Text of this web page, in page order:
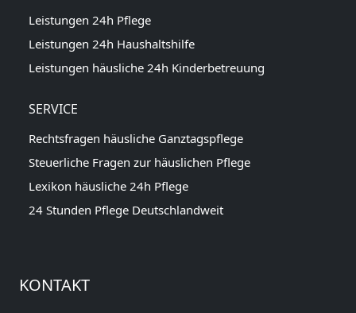
Leistungen 24h Pflege
Leistungen 24h Haushaltshilfe
Leistungen häusliche 24h Kinderbetreuung
SERVICE
Rechtsfragen häusliche Ganztagspflege
Steuerliche Fragen zur häuslichen Pflege
Lexikon häusliche 24h Pflege
24 Stunden Pflege Deutschlandweit
KONTAKT